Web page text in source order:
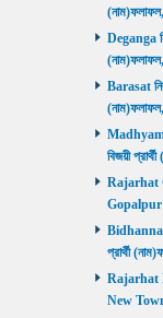
Deganga
Barasat
বিজয়ী
Rajarhat
Gopalpur
প্রার্থী
Rajarhat
New Town